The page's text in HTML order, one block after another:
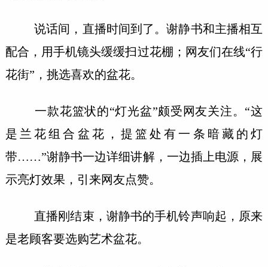
说话间，直播时间到了。谢静书和主播相互
配合，用手机镜头缓缓扫过花棚；网友们在线“行
花街”，挑选喜欢的盆花。
一款花篮状的“灯光盆”颇受网友关注。“这
是兰花组合盆花，提篮处有一条暗藏的灯
带……”谢静书一边详细讲解，一边插上电源，展
示亮灯效果，引来网友点赞。
直播刚结束，谢静书的手机铃声响起，原来
是老顾客要选购艺术盆花。